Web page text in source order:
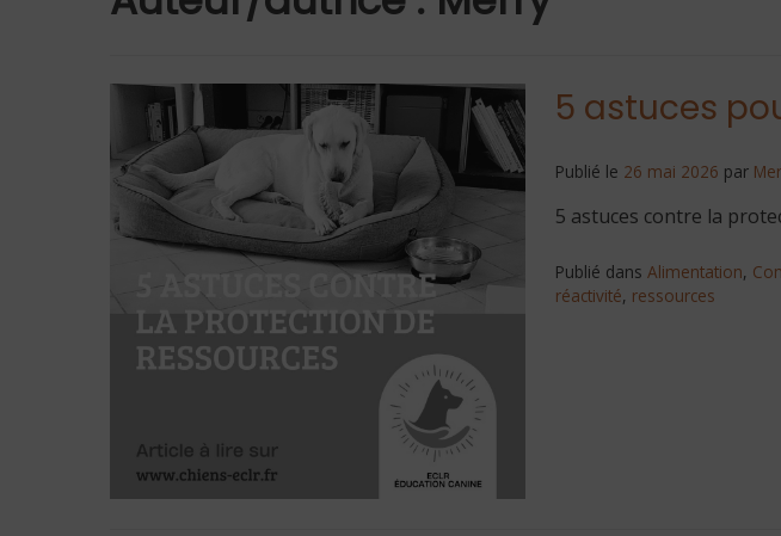
5 astuces
Publié le 26 mai 2026 par
5 astuces contre la
Publié dans Alimentation,
réactivité, ressources